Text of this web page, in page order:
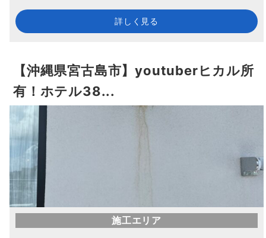
詳しく見る
【沖縄県宮古島市】youtuberヒカル所
有！ホテル38...
施工エリア